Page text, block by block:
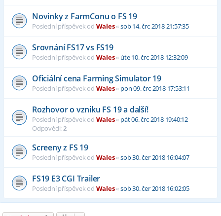
Novinky z FarmConu o FS 19
Poslední příspěvek od Wales«sob 14. črc 2018 21:57:35
Srovnání FS17 vs FS19
Poslední příspěvek od Wales« úte 10. črc 2018 12:32:09
Oficiální cena Farming Simulator 19
Poslední příspěvek od Wales« pon 09. črc 2018 17:53:11
Rozhovor o vzniku FS 19 a další!
Poslední příspěvek od Wales« pát 06. črc 2018 19:40:12
Odpovědi:2
Screeny z FS 19
Poslední příspěvek od Wales«sob 30. čer 2018 16:04:07
FS19 E3 CGI Trailer
Poslední příspěvek od Wales«sob 30. čer 2018 16:02:05